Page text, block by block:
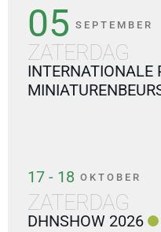
05 SEPTEMBER
ZATERDAG
INTERNATIONALE
17 - 18 OKTOBER
ZATERDAG
DHNSHOW 2026